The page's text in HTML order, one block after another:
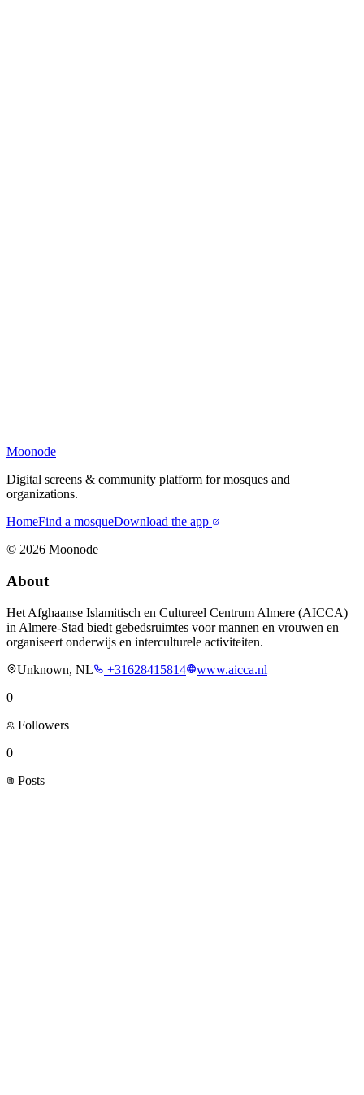
Moonode
Digital screens & community platform for mosques and
organizations.
HomeFind a mosqueDownload the app
© 2026 Moonode
About
Het Afghaanse Islamitisch en Cultureel Centrum Almere (AICCA)
in Almere-Stad biedt gebedsruimtes voor mannen en vrouwen en
organiseert onderwijs en interculturele activiteiten.
Unknown, NL
+31628415814
www.aicca.nl
0
Followers
0
Posts